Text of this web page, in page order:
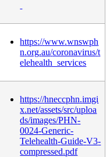
https://www.wnswph
n.org.au/coronavirus/t
elehealth_services
https://hneccphn.imgi
x.net/assets/src/uploa
ds/images/PHN-
0024-Generic-
Telehealth-Guide-V3-
compressed.pdf